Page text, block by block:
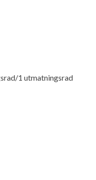
1 utmatningsrad